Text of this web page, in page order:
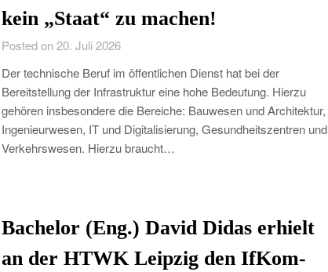
kein „Staat“ zu machen!
Posted on 20. Juli 2026
Der technische Beruf im öffentlichen Dienst hat bei der
Bereitstellung der Infrastruktur eine hohe Bedeutung. Hierzu
gehören insbesondere die Bereiche: Bauwesen und Architektur,
Ingenieurwesen, IT und Digitalisierung, Gesundheitszentren und
Verkehrswesen. Hierzu braucht…
Bachelor (Eng.) David Didas erhielt
an der HTWK Leipzig den IfKom-